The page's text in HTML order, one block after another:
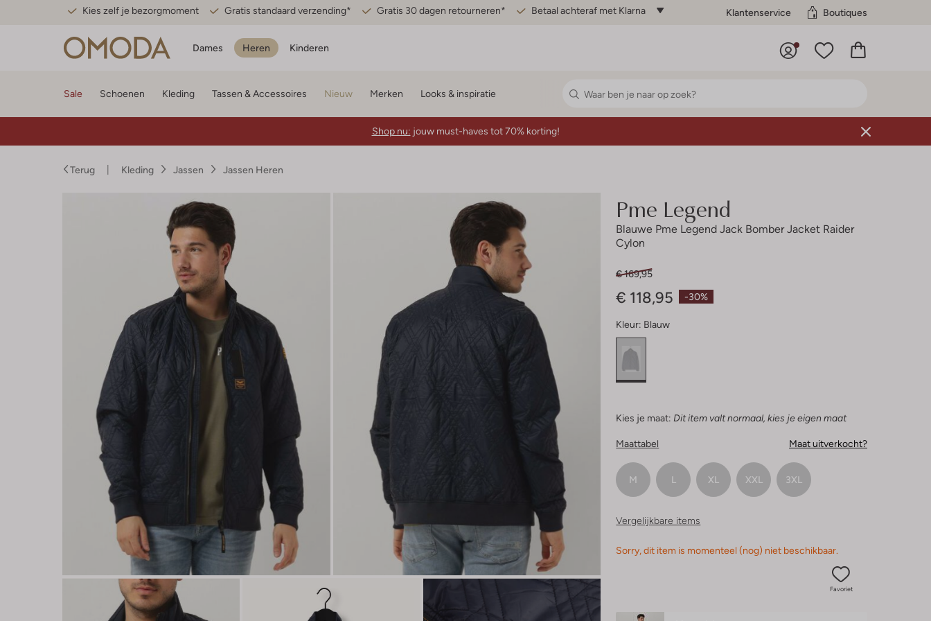
Kies zelf je bezorgmoment Gratis standaard verzending* Gratis 30 dagen retourneren* Betaal achteraf met Klarna Klantenservice Boutiques
Dames Heren Kinderen
Sale Schoenen Kleding Tassen & Accessoires Nieuw Merken Looks & inspiratie
Shop nu: jouw must-haves tot 70% korting!
Terug Kleding Jassen Jassen Heren
Pme Legend
Blauwe Pme Legend Jack Bomber Jacket Raider
Cylon
-30%
€ 169,95
€ 118,95
Kleur: Blauw
Kies je maat: Dit item valt normaal, kies je eigen maat
Maattabel Maat uitverkocht?
M L XL XXL 3XL
Vergelijkbare items
Sorry, dit item is momenteel (nog) niet beschikbaar.
Favoriet